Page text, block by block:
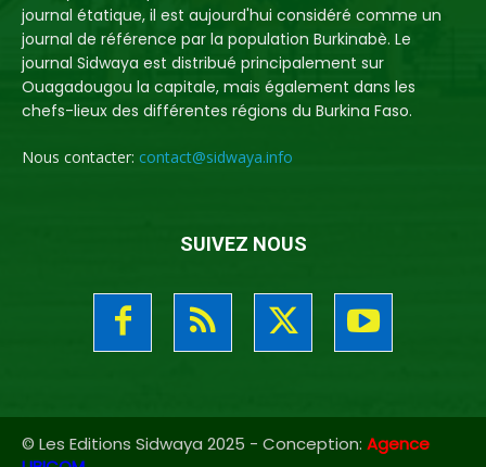
journal étatique, il est aujourd'hui considéré comme un
journal de référence par la population Burkinabè. Le
journal Sidwaya est distribué principalement sur
Ouagadougou la capitale, mais également dans les
chefs-lieux des différentes régions du Burkina Faso.
Nous contacter: contact@sidwaya.info
SUIVEZ NOUS
© Les Editions Sidwaya 2025 - Conception: Agence